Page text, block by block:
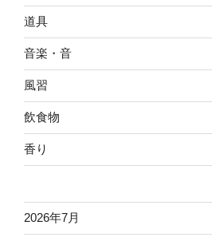
道具
音楽・音
風習
飲食物
香り
2026年7月